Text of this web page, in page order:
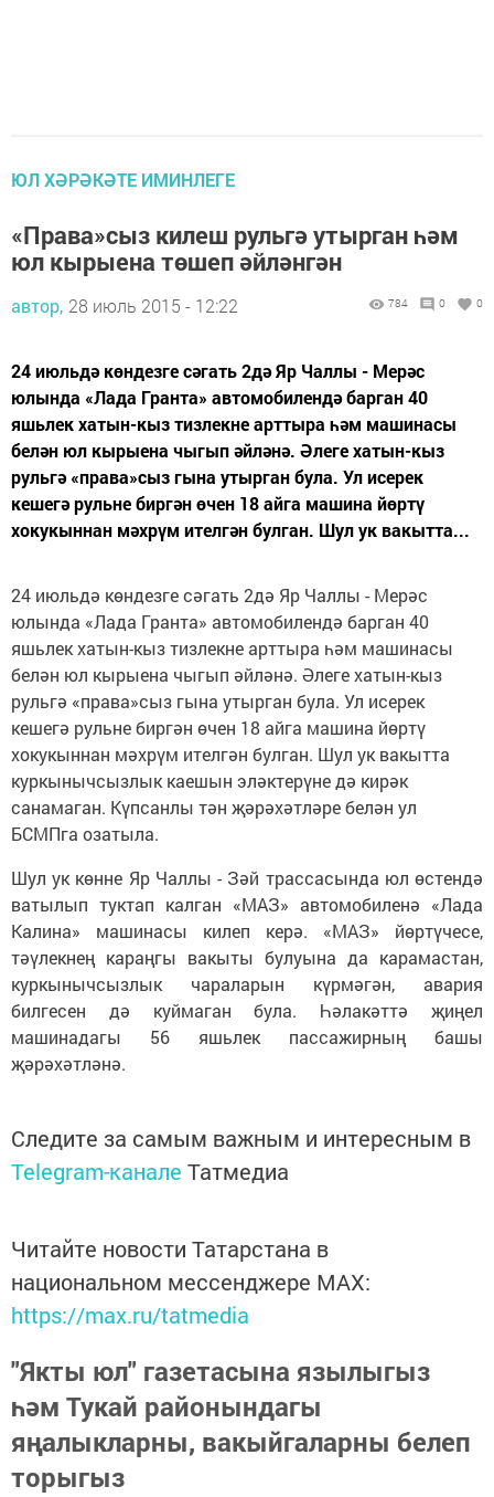
ЮЛ ХӘРӘКӘТЕ ИМИНЛЕГЕ
«Права»сыз килеш рульгә утырган һәм
юл кырыена төшеп әйләнгән
автор, 28 июль 2015 - 12:22 784 0 0
24 июльдә көндезге сәгать 2дә Яр Чаллы - Мерәс
юлында «Лада Гранта» автомобилендә барган 40
яшьлек хатын-кыз тизлекне арттыра һәм машинасы
белән юл кырыена чыгып әйләнә. Әлеге хатын-кыз
рульгә «права»сыз гына утырган була. Ул исерек
кешегә рульне биргән өчен 18 айга машина йөртү
хокукыннан мәхрүм ителгән булган. Шул ук вакытта...
24 июльдә көндезге сәгать 2дә Яр Чаллы - Мерәс
юлында «Лада Гранта» автомобилендә барган 40
яшьлек хатын-кыз тизлекне арттыра һәм машинасы
белән юл кырыена чыгып әйләнә. Әлеге хатын-кыз
рульгә «права»сыз гына утырган була. Ул исерек
кешегә рульне биргән өчен 18 айга машина йөртү
хокукыннан мәхрүм ителгән булган. Шул ук вакытта
куркынычсызлык каешын эләктерүне дә кирәк
санамаган. Күпсанлы тән җәрәхәтләре белән ул
БСМПга озатыла.
Шул ук көнне Яр Чаллы - Зәй трассасында юл өстендә
ватылып туктап калган «МАЗ» автомобиленә «Лада
Калина» машинасы килеп керә. «МАЗ» йөртүчесе,
тәүлекнең караңгы вакыты булуына да карамастан,
куркынычсызлык чараларын күрмәгән, авария
билгесен дә куймаган була. Һәлакәттә җиңел
машинадагы 56 яшьлек пассажирның башы
җәрәхәтләнә.
Следите за самым важным и интересным в
Telegram-канале Татмедиа
Читайте новости Татарстана в
национальном мессенджере MАХ:
https://max.ru/tatmedia
"Якты юл" газетасына язылыгыз
һәм Тукай районындагы
яңалыкларны, вакыйгаларны белеп
торыгыз